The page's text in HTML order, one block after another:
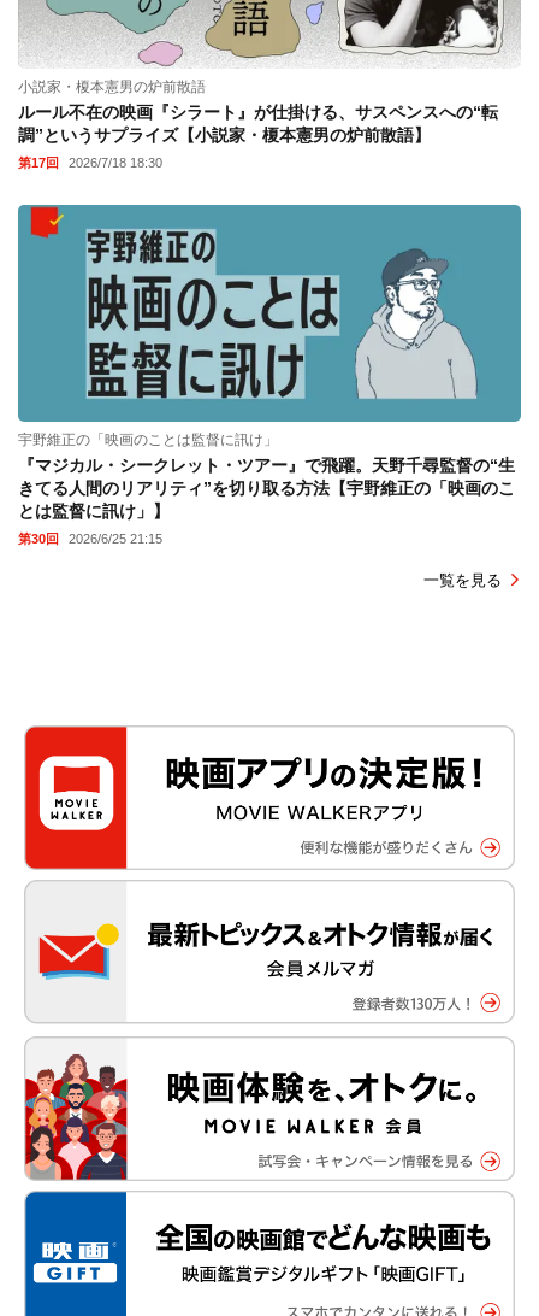
小説家・榎本憲男の炉前散語
ルール不在の映画『シラート』が仕掛ける、サスペンスへの“転
調”というサプライズ【小説家・榎本憲男の炉前散語】
第17回 2026/7/18 18:30
宇野維正の「映画のことは監督に訊け」
『マジカル・シークレット・ツアー』で飛躍。天野千尋監督の“生
きてる人間のリアリティ”を切り取る方法【宇野維正の「映画のこ
とは監督に訊け」】
第30回 2026/6/25 21:15
一覧を見る